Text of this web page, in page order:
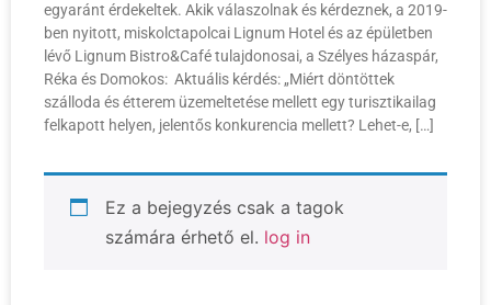
egyaránt érdekeltek. Akik válaszolnak és kérdeznek, a 2019-
ben nyitott, miskolctapolcai Lignum Hotel és az épületben
lévő Lignum Bistro&Café tulajdonosai, a Szélyes házaspár,
Réka és Domokos: Aktuális kérdés: „Miért döntöttek
szálloda és étterem üzemeltetése mellett egy turisztikailag
felkapott helyen, jelentős konkurencia mellett? Lehet-e, […]
Ez a bejegyzés csak a tagok
számára érhető el. log in